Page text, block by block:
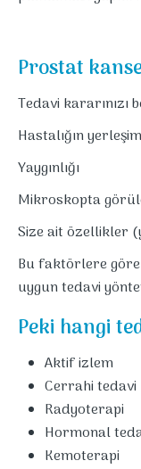
Prostat
Tedavi
Hastalığın
Yaygınlığı
Mikroskopta
Size ait özellikler
Bu faktörlere
uygun tedavi
Peki hangi
Aktif izlem
Cerrahi tedavi
Radyoterapi
Hormonal
Kemoterapi